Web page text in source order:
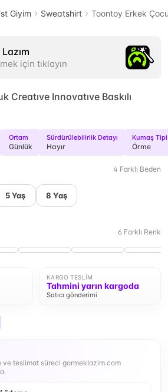
Giyim Sweatshirt Toontoy Erkek
Lazım
için tıklayın
Creatıve Innovatıve Baskılı
Ortam
Günlük
Sürdürülebilirlik Detayı
Hayır
Kumaş Tipi
Örme
4 Farklı Beden
5 Yaş 8 Yaş
6 Farklı Renk
KARGO TESLIM
Tahmini yarın kargoda
Satıcı gönderimi
ve teslimat süreci gormeklazim.com